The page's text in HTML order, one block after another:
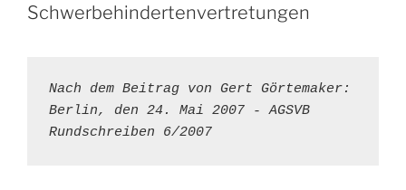
Schwerbehindertenvertretungen
Berlin, den 24. Mai 2007 - AGSVB
Rundschreiben 6/2007